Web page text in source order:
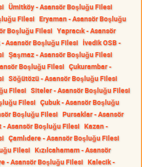
Ümitköy - Asansör Boşluğu Filesi
Filesi Eryaman - Asansör Boşluğu
Boşluğu Filesi Yapracık - Asansör
- Asansör Boşluğu Filesi İvedik OSB -
Şaşmaz - Asansör Boşluğu Filesi
Boşluğu Filesi Çukurambar -
Söğütözü - Asansör Boşluğu Filesi
Filesi Siteler - Asansör Boşluğu Filesi
Filesi Çubuk - Asansör Boşluğu
Boşluğu Filesi Pursaklar - Asansör
- Asansör Boşluğu Filesi Kazan -
Çamlıdere - Asansör Boşluğu Filesi
Filesi Kızılcahamam - Asansör
- Asansör Boşluğu Filesi Kalecik -